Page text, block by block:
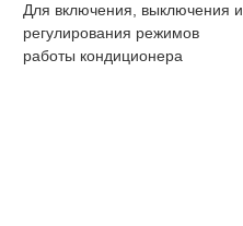
Для включения, выключения и
регулирования режимов
работы кондиционера